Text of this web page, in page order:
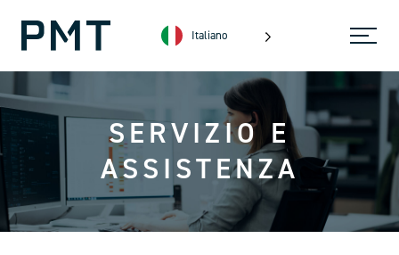
Italiano
SERVIZIO E
ASSISTENZA